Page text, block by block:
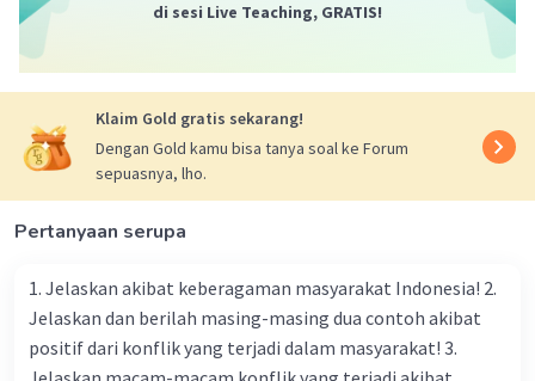
di sesi Live Teaching, GRATIS!
Klaim Gold gratis sekarang!
Dengan Gold kamu bisa tanya soal ke Forum
sepuasnya, lho.
Pertanyaan serupa
1. Jelaskan akibat keberagaman masyarakat Indonesia! 2.
Jelaskan dan berilah masing-masing dua contoh akibat
positif dari konflik yang terjadi dalam masyarakat! 3.